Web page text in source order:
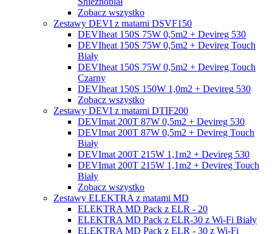
Zobacz wszystko
Zestawy DEVI z matami DSVF150
DEVIheat 150S 75W 0,5m2 + Devireg 530
DEVIheat 150S 75W 0,5m2 + Devireg Touch
Biały
DEVIheat 150S 75W 0,5m2 + Devireg Touch
Czarny
DEVIheat 150S 150W 1,0m2 + Devireg 530
Zobacz wszystko
Zestawy DEVI z matami DTIF200
DEVImat 200T 87W 0,5m2 + Devireg 530
DEVImat 200T 87W 0,5m2 + Devireg Touch
Biały
DEVImat 200T 215W 1,1m2 + Devireg 530
DEVImat 200T 215W 1,1m2 + Devireg Touch
Biały
Zobacz wszystko
Zestawy ELEKTRA z matami MD
ELEKTRA MD Pack z ELR - 20
ELEKTRA MD Pack z ELR-30 z Wi-Fi Biały
ELEKTRA MD Pack z ELR - 30 z Wi-Fi